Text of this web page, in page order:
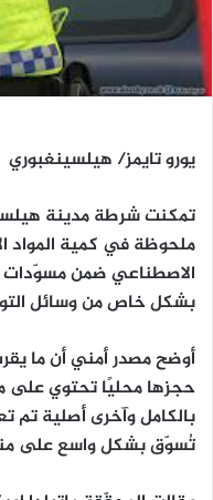
يورو تايمز/ هيلسينغبوري
تمكنت شرطة مدينة
ملحوظة في كمية المواد
الاصطناعي ضمن مسوّدات
بشكل خاص من وسائل
أوضح مصدر أمني أن ما
حجزها محليًا تحتوي على
بالكامل وآخرى أصلية تم
تُسوّق بشكل واسع على